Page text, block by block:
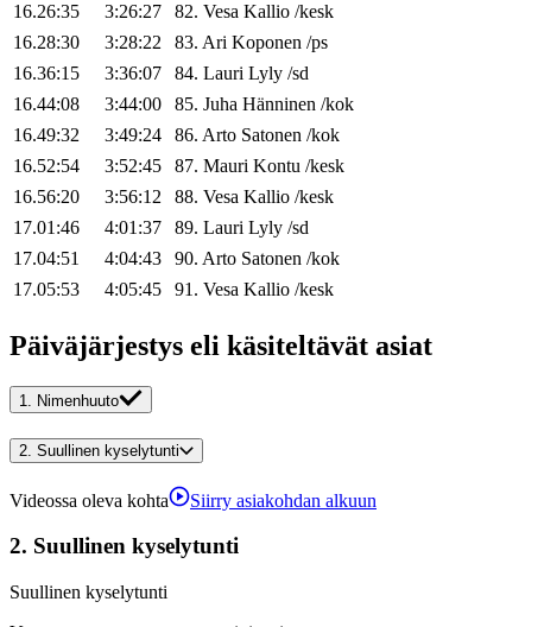
16.26:35
3:26:27 82. Vesa Kallio /kesk
16.28:30
3:28:22 83. Ari Koponen /ps
16.36:15
3:36:07 84. Lauri Lyly /sd
16.44:08
3:44:00 85. Juha Hänninen /kok
16.49:32
3:49:24 86. Arto Satonen /kok
16.52:54
3:52:45 87. Mauri Kontu /kesk
16.56:20
3:56:12 88. Vesa Kallio /kesk
17.01:46
4:01:37 89. Lauri Lyly /sd
17.04:51
4:04:43 90. Arto Satonen /kok
17.05:53
4:05:45 91. Vesa Kallio /kesk
Päiväjärjestys eli käsiteltävät asiat
1. Nimenhuuto
2. Suullinen kyselytunti
Videossa oleva kohta Siirry asiakohdan alkuun
2. Suullinen kyselytunti
Suullinen kyselytunti